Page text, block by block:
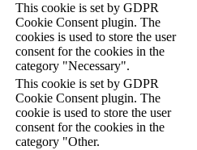
This cookie is set by GDPR
Cookie Consent plugin. The
cookies is used to store the user
consent for the cookies in the
category "Necessary".
This cookie is set by GDPR
Cookie Consent plugin. The
cookie is used to store the user
consent for the cookies in the
category "Other.